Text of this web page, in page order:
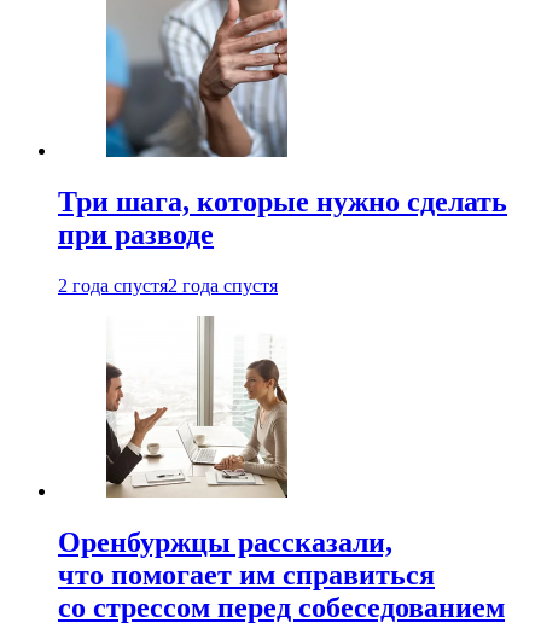
Три шага, которые нужно сделать
при разводе
2 года спустя2 года спустя
Оренбуржцы рассказали,
что помогает им справиться
со стрессом перед собеседованием